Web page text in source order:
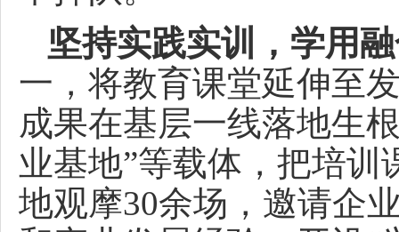
坚持实践实训，学用
一，将教育课堂延伸至
成果在基层一线落地生
业基地”等载体，把培
地观摩30余场，邀请企